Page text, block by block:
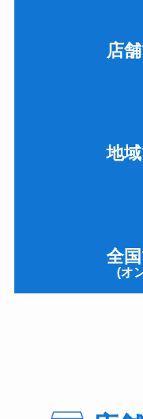
店
地
全
(オ